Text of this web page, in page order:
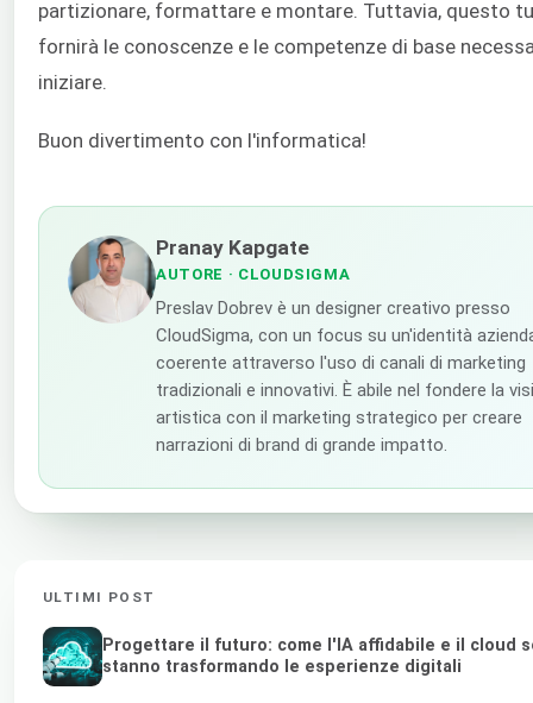
partizionare, formattare e montare. Tuttavia, questo
fornirà le conoscenze e le competenze di base
iniziare.
Buon divertimento con l'informatica!
Pranay Kapgate
AUTORE · CLOUDSIGMA
Preslav Dobrev è un designer creativo presso
CloudSigma, con un focus su un'identità
coerente attraverso l'uso di canali di marketing
tradizionali e innovativi. È abile nel fondere la
artistica con il marketing strategico per creare
narrazioni di brand di grande impatto.
ULTIMI POST
Progettare il futuro: come l'IA affidabile e il cloud
stanno trasformando le esperienze digitali